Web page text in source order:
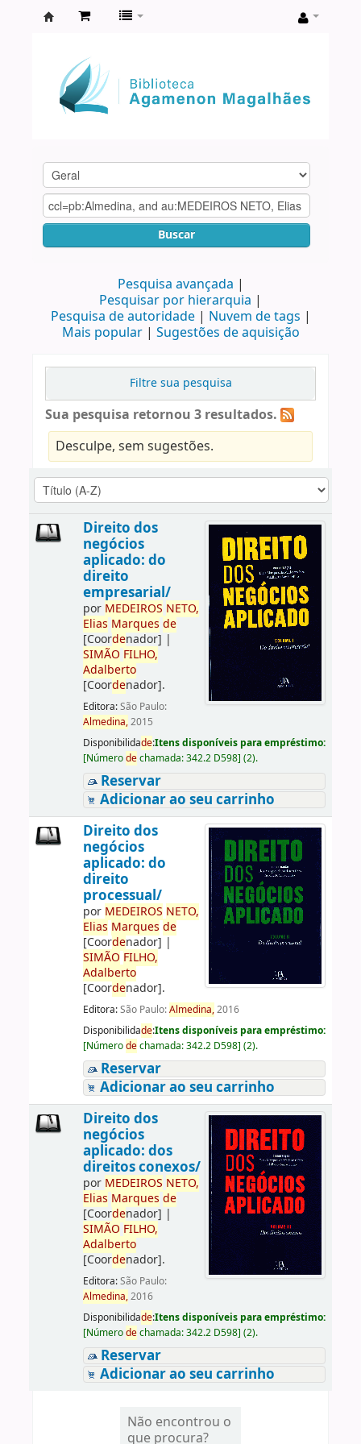
Agamenon
Magalhães
Buscar
Pesquisa avançada
Pesquisar por hierarquia
Pesquisa de autoridade
Nuvem de tags
Mais popular
Sugestões de aquisição
Filtre sua pesquisa
Sua pesquisa retornou 3 resultados.
Desculpe, sem sugestões.
Direito dos
negócios
aplicado: do
direito
empresarial/
por MEDEIROS NETO,
Elias Marques de
[Coordenador] |
SIMÃO FILHO,
Adalberto
[Coordenador].
Editora:São Paulo:
Almedina,2015
Disponibilidade:Itens disponíveis para empréstimo:
[Númerodechamada:342.2 D598] (2).
Reservar
Adicionar ao seu carrinho
Direito dos
negócios
aplicado: do
direito
processual/
por MEDEIROS NETO,
Elias Marques de
[Coordenador] |
SIMÃO FILHO,
Adalberto
[Coordenador].
Editora:São Paulo:Almedina,2016
Disponibilidade:Itens disponíveis para empréstimo:
[Númerodechamada:342.2 D598] (2).
Reservar
Adicionar ao seu carrinho
Direito dos
negócios
aplicado: dos
direitos conexos/
por MEDEIROS NETO,
Elias Marques de
[Coordenador] |
SIMÃO FILHO,
Adalberto
[Coordenador].
Editora:São Paulo:
Almedina,2016
Disponibilidade:Itens disponíveis para empréstimo:
[Númerodechamada:342.2 D598] (2).
Reservar
Adicionar ao seu carrinho
Não encontrou o
que procura?